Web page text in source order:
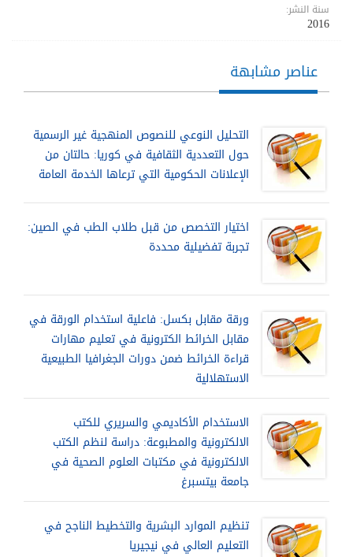
سنة النشر:
2016
عناصر مشابهة
التحليل النوعي للنصوص المنهجية غير الرسمية
حول التعددية الثقافية في كوريا: حالتان من
الإعلانات الحكومية التي ترعاها الخدمة العامة
اختيار التخصص من قبل طلاب الطب في الصين:
تجربة تفضيلية محددة
ورقة مقابل بكسل: فاعلية استخدام الورقة في
مقابل الخرائط الكترونية في تعليم مهارات
قراءة الخرائط ضمن دورات الجغرافيا الطبيعية
الاستهلالية
الاستخدام الأكاديمي والسريري للكتب
الالكترونية والمطبوعة: دراسة لنظم الكتب
الالكترونية في مكتبات العلوم الصحية في
جامعة بيتسبرغ
تنظيم الموارد البشرية والتخطيط الناجح في
التعليم العالي في نيجيريا